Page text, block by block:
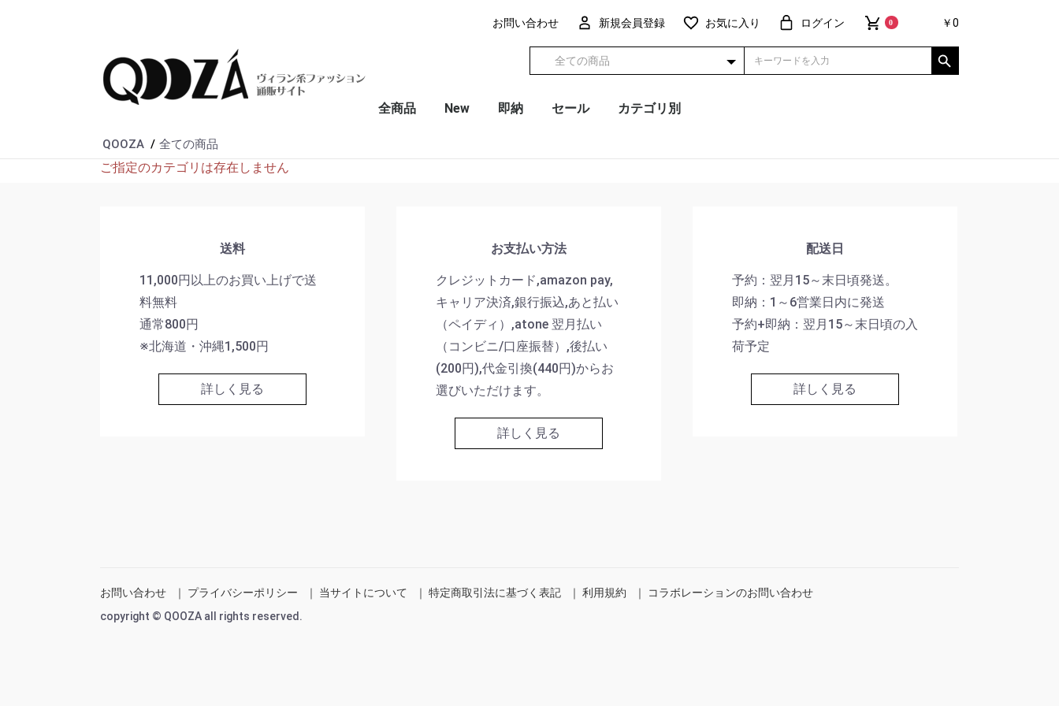
お問い合わせ 新規会員登録 お気に入り ログイン 0 ￥0
全商品 New 即納 セール カテゴリ別
QOOZA 全ての商品
ご指定のカテゴリは存在しません
送料
11,000円以上のお買い上げで送
料無料
通常800円
※北海道・沖縄1,500円
詳しく見る
お支払い方法
クレジットカード,amazon pay,
キャリア決済,銀行振込,あと払い
（ペイディ）,atone 翌月払い
（コンビニ/口座振替）,後払い
(200円),代金引換(440円)からお
選びいただけます。
詳しく見る
配送日
予約：翌月15～末日頃発送。
即納：1～6営業日内に発送
予約+即納：翌月15～末日頃の入
荷予定
詳しく見る
お問い合わせ ｜ プライバシーポリシー ｜ 当サイトについて ｜ 特定商取引法に基づく表記 ｜ 利用規約 ｜
コラボレーションのお問い合わせ
copyright © QOOZA all rights reserved.